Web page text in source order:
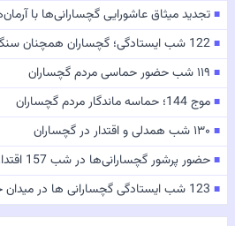
■ تجدید میثاق عاشورایی گچسارانی‌ها با
■ 122 شب ایستادگی؛ گچساران همچنان سنگر وفاداری به ولایت
■ ۱۱۹ شب حضور حماسی مردم گچساران
■ موج 144؛ حماسه ماندگار مردم گچساران
■ ۱۳۰ شب همدلی و اقتدار در گچساران
■ حضور پرشور گچسارانی‌ها در شب 157 اقتدار+ تصاویر
■ 123 شب ایستادگی گچسارانی ها در میدان حماسه+ تصاویر